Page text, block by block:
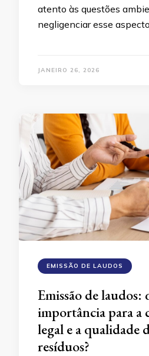
atento às questões
negligenciar esse aspecto
JANEIRO 26, 2026
EMISSÃO DE LAUDOS
Emissão de laudos:
importância para a
legal e a qualidade
resíduos?